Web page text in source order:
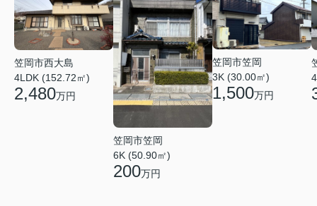
笠岡市西大島
4LDK (152.72㎡)
2,480万円
笠岡市笠岡
6K (50.90㎡)
200万円
笠岡市笠岡
3K (30.00㎡)
1,500万円